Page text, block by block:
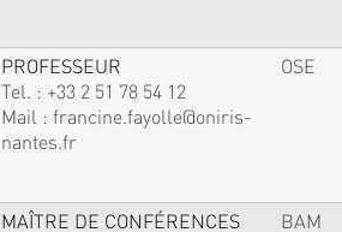
PROFESSEUR
Tel. : +33 2 51 78 54 12
Mail : francine.fayolle@oniris-
nantes.fr
OSE
MAÎTRE DE CONFÉRENCES
BAM